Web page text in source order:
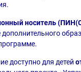
носитель
доступно для детей